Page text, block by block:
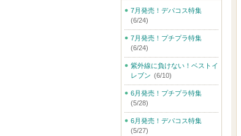
7月発売！デパコス特集
(6/24)
7月発売！プチプラ特集
(6/24)
紫外線に負けない！ベストイ
レブン (6/10)
6月発売！プチプラ特集
(5/28)
6月発売！デパコス特集
(5/27)